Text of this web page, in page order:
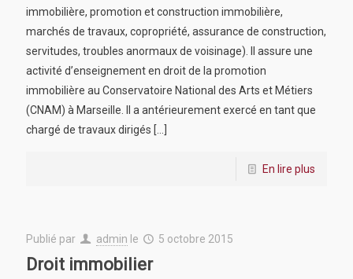
immobilière, promotion et construction immobilière,
marchés de travaux, copropriété, assurance de construction,
servitudes, troubles anormaux de voisinage). Il assure une
activité d’enseignement en droit de la promotion
immobilière au Conservatoire National des Arts et Métiers
(CNAM) à Marseille. Il a antérieurement exercé en tant que
chargé de travaux dirigés […]
En lire plus
Publié par admin le 5 octobre 2015
Droit immobilier